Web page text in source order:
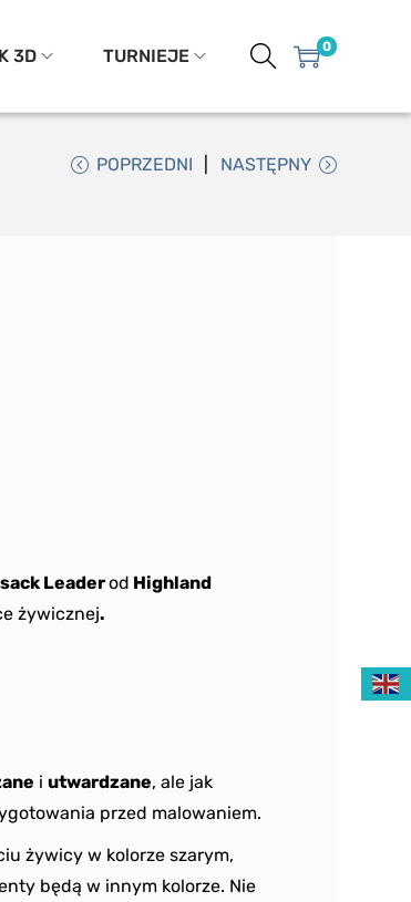
3D TURNIEJE 0
POPRZEDNI NASTĘPNY
Leaderod Highland
żywicznej.
i utwardzane, ale jak
przed malowaniem.
żywicy w kolorze szarym,
będą w innym kolorze. Nie